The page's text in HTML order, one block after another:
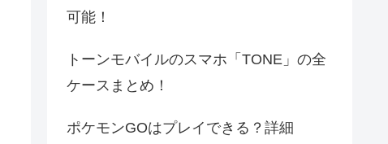
可能！
トーンモバイルのスマホ「TONE」の全
ケースまとめ！
ポケモンGOはプレイできる？詳細